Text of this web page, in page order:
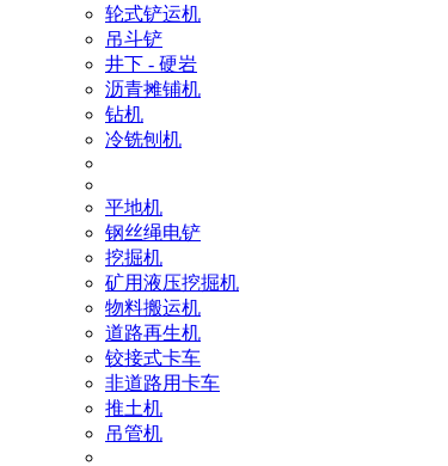
轮式铲运机
吊斗铲
井下 - 硬岩
沥青摊铺机
钻机
冷铣刨机
平地机
钢丝绳电铲
挖掘机
矿用液压挖掘机
物料搬运机
道路再生机
铰接式卡车
非道路用卡车
推土机
吊管机